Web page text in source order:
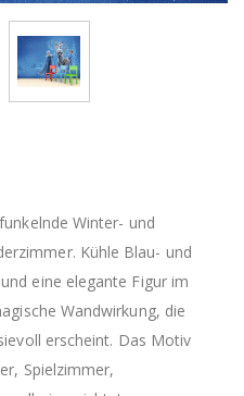
Winter- und
Kühle Blau- und
eine elegante Figur im
Wandwirkung, die
erscheint. Das Motiv
Spielzimmer,